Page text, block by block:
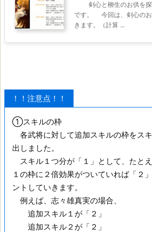
剣心と柳生のお供を探
です。 今回は、剣心のお
きます。（計算 ...
！！注意点！！
①スキルの枠
各武将に対して追加スキルの枠をス
出しました。
スキル１つ分が「１」として、たと
１の枠に２倍効果がついていれば「２
ントしていきます。
例えば、志々雄真実の場合、
追加スキル１が「２」
追加スキル２が「２」